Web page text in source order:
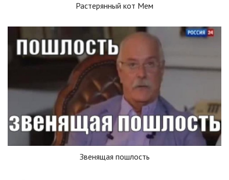
Растерянный кот Мем
Звенящая пошлость